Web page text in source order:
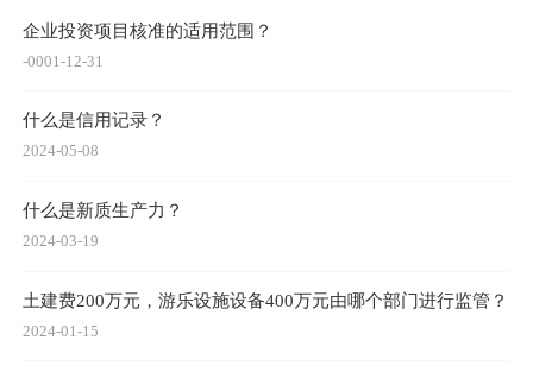
企业投资项目核准的适用范围？
-0001-12-31
什么是信用记录？
2024-05-08
什么是新质生产力？
2024-03-19
土建费200万元，游乐设施设备400万元由哪个部门进行监管？
2024-01-15